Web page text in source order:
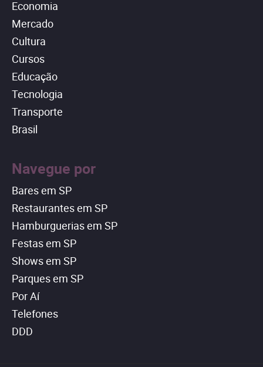
Economia
Mercado
Cultura
Cursos
Educação
Tecnologia
Transporte
Brasil
Navegue por
Bares em SP
Restaurantes em SP
Hamburguerias em SP
Festas em SP
Shows em SP
Parques em SP
Por Aí
Telefones
DDD